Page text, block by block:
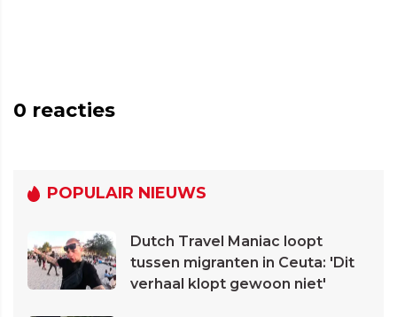
0 reacties
POPULAIR NIEUWS
Dutch Travel Maniac loopt
tussen migranten in Ceuta: 'Dit
verhaal klopt gewoon niet'